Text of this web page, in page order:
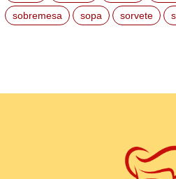
sobremesa
sopa sorvete